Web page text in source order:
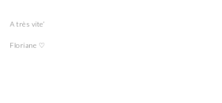
A très vite’
Floriane ♡